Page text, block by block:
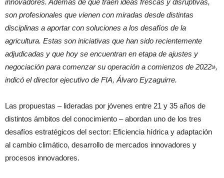
innovadores. Además de que traen ideas frescas y disruptivas,
son profesionales que vienen con miradas desde distintas
disciplinas a aportar con soluciones a los desafíos de la
agricultura. Estas son iniciativas que han sido recientemente
adjudicadas y que hoy se encuentran en etapa de ajustes y
negociación para comenzar su operación a comienzos de 2022»,
indicó el director ejecutivo de FIA, Álvaro Eyzaguirre.
Las propuestas – lideradas por jóvenes entre 21 y 35 años de
distintos ámbitos del conocimiento – abordan uno de los tres
desafíos estratégicos del sector: Eficiencia hídrica y adaptación
al cambio climático, desarrollo de mercados innovadores y
procesos innovadores.